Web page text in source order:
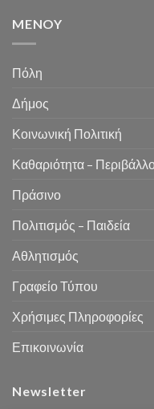
MENOY
Πόλη
Δήμος
Κοινωνική Πολιτική
Καθαριότητα –
Πράσινο
Πολιτισμός – Παιδεία
Αθλητισμός
Γραφείο Τύπου
Χρήσιμες Πληροφορίες
Επικοινωνία
Newsletter